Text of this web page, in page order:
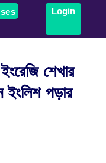
Login
শেখার
পড়ার